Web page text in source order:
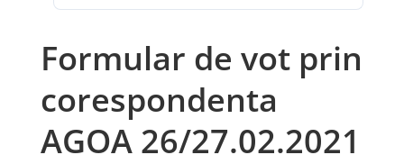
Formular de vot prin
corespondenta
AGOA 26/27.02.2021